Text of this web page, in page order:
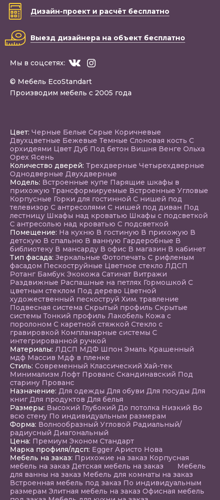
Дизайн-проект и расчёт бесплатно
Выезд дизайнера на объект бесплатно
Мы в соцсетях:
© Мебель EcoStandart
Производим мебель с 2005 года
Цвет: Черные Белые Серые Коричневые
Двухцветные Бежевые Темные Слоновая кость С
орхидеями Цвет Дуб Под бетон Вишня Венге Ольха
Орех Ясень
Количество дверей: Трехдверные Четырехдверные
Однодверные Двухдверные
Модель: Встроенные купе Парящие шкафы в
прихожую Трансформируемые Встроенные Угловые
Корпусные Горки для гостинной С нишей под
телевизор С антресолями С нишей под диван Под
лестницу Шкафы над кроватью Шкафы с подсветкой
С антресолью над кроватью С подсветкой
Помещение: На кухню В гостиную В прихожую В
детскую В спальню В ванную Гардеробные В
библиотеку В мансарду В офис В магазин В кабинет
Тип фасада: Зеркальные Фотопечать С рифленым
фасадом Пескоструйные Цветное стекло ЛДСП
Ротанг Бамбук Экокожа Сатинат Витражи
Раздвижные Распашные на петлях Гормошкой С
цветным стеклом Под дерево Цветной
художественный пескоструй Хим. травление
Подвесная система Скрытый профиль Скрытые
системы Тонкий профиль Лакобель Кожа с
поролоном С каретной стяжкой Стекло с
гравировкой Компланарные системы С
интегрированной ручкой
Материалы: ЛДСП МДФ Шпон Эмаль Крашенный
мдф Массив Мдф в пленке
Стиль: Современный Классический Хай-тек
Минимализм Лофт Прованс Скандинавский Под
старину Прованс
Назначение: Для одежды Для обуви Для посуды Для
книг Для продуктов Для белья
Размеры: Высокий Глубокий До потолка Низкий Во
всю стену По индивидуальным размерам
Форма: Волнообразный Угловой Радиальный/
радиусный Диагональный
Цена: Премиум Эконом Стандарт
Марка профиля/лдсп: Egger Аристо Нова
Мебель на заказ: Прихожие на заказ Корпусная
мебель на заказ Детская мебель на заказ Мебель
для ванны на заказ Мебель для комнаты на заказ
Встроенная мебель под заказ По индивидуальным
размерам Элитная мебель на заказ Офисная мебель